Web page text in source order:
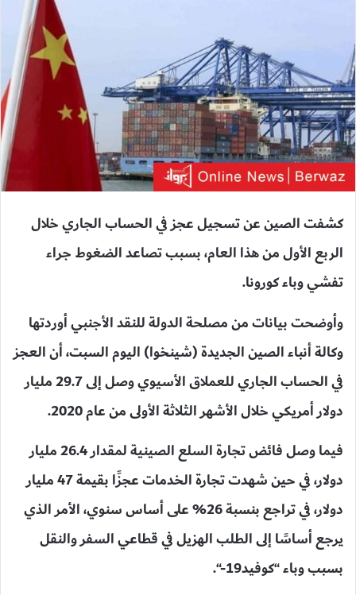
كشفت الصين عن تسجيل عجز في الحساب الجاري خلال
الربع الأول من هذا العام، بسبب تصاعد الضغوط جراء
تفشي وباء كورونا.
وأوضحت بيانات من مصلحة الدولة للنقد الأجنبي أوردتها
وكالة أنباء الصين الجديدة (شينخوا) اليوم السبت، أن العجز
في الحساب الجاري للعملاق الأسيوي وصل إلى 29.7 مليار
دولار أمريكي خلال الأشهر الثلاثة الأولى من عام 2020.
فيما وصل فائض تجارة السلع الصينية لمقدار 26.4 مليار
دولار، في حين شهدت تجارة الخدمات عجزًا بقيمة 47 مليار
دولار، في تراجع بنسبة 26% على أساس سنوي، الأمر الذي
يرجع أساسًا إلى الطلب الهزيل في قطاعي السفر والنقل
بسبب وباء “كوفيد19-“.